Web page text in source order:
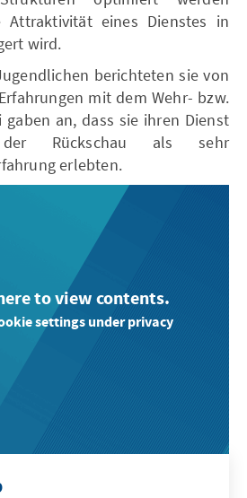
Attraktivität eines Dienstes in
wird.
berichteten sie von
mit dem Wehr- bzw.
an, dass sie ihren Dienst
Rückschau als sehr
erlebten.
to view contents.
settings under privacy